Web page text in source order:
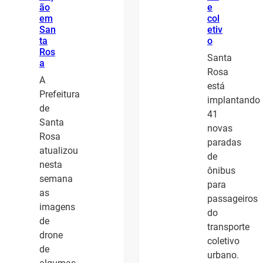
ão
em
San
ta
Ros
a
A
Prefeitura
de
Santa
Rosa
atualizou
nesta
semana
as
imagens
de
drone
de
e
col
etiv
o
Santa
Rosa
está
implantando
41
novas
paradas
de
ônibus
para
passageiros
do
transporte
coletivo
urbano.